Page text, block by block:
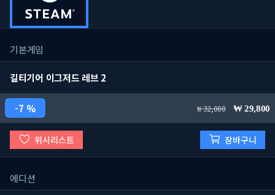
기본게임
길티기어 이그저드 레브 2
7 % 32,000 29,800
위시리스트 장바구니
에디션